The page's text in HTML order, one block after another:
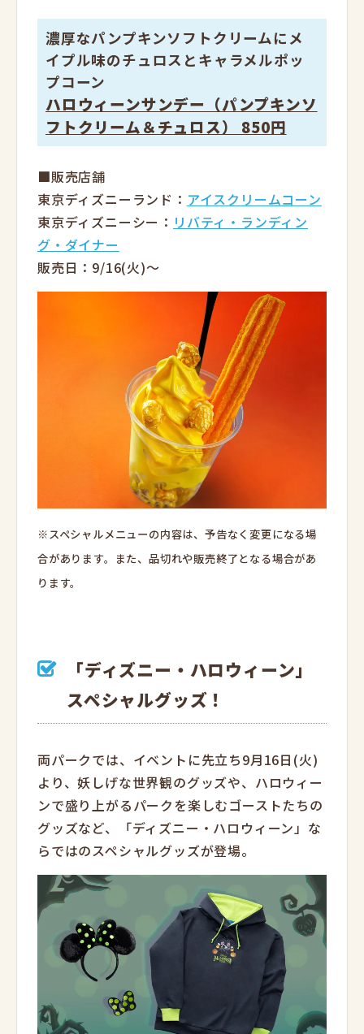
濃厚なパンプキンソフトクリームにメ
イプル味のチュロスとキャラメルポッ
プコーン
ハロウィーンサンデー（パンプキンソ
フトクリーム＆チュロス） 850円
■販売店舗
東京ディズニーランド： アイスクリームコーン
東京ディズニーシー： リバティ・ランディン
グ・ダイナー
販売日：9/16(火)～
※スペシャルメニューの内容は、予告なく変更になる場
合があります。
また、品切れや販売終了となる場合があ
ります。
「ディズニー・ハロウィーン」
スペシャルグッズ！
両パークでは、イベントに先立ち9月16日(火)
より、妖しげな世界観のグッズや、ハロウィー
ンで盛り上がるパークを楽しむゴーストたちの
グッズなど、「ディズニー・ハロウィーン」な
らではのスペシャルグッズが登場。